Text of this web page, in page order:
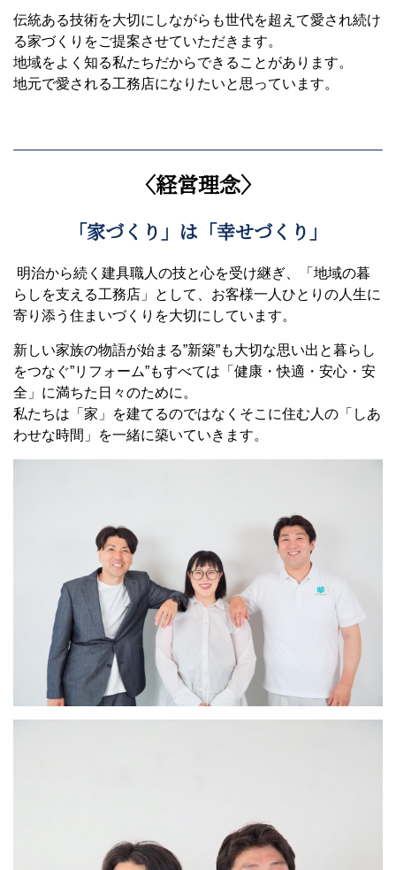
伝統ある技術を大切にしながらも世代を超えて愛され続け
る家づくりをご提案させていただきます。
地域をよく知る私たちだからできることがあります。
地元で愛される工務店になりたいと思っています。
〈経営理念〉
「家づくり」は「幸せづくり」
明治から続く建具職人の技と心を受け継ぎ、「地域の暮
らしを支える工務店」として、お客様一人ひとりの人生に
寄り添う住まいづくりを大切にしています。
新しい家族の物語が始まる”新築”も大切な思い出と暮らし
をつなぐ”リフォーム”もすべては「健康・快適・安心・安
全」に満ちた日々のために。
私たちは「家」を建てるのではなくそこに住む人の「しあ
わせな時間」を一緒に築いていきます。